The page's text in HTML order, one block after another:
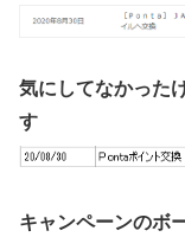
気にしてなかった
す
キャンペーンのボ